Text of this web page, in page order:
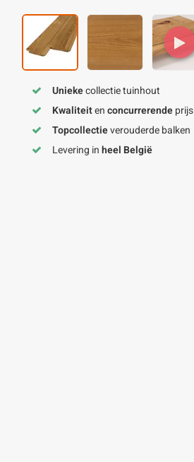
Uniekecollectie tuinhout
Kwaliteitenconcurrerendeprijs
Topcollectieverouderde balken
Levering inheel België